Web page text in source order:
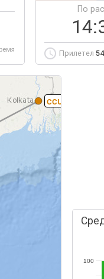
По
Прилетел
CCU
100